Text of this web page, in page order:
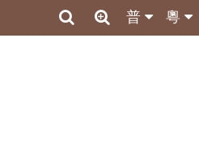
粵
普